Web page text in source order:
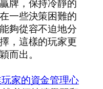
牌，保持冷靜的
一些決策困難的
夠從容不迫地分
，這樣的玩家更
而出。
家的資金管理心